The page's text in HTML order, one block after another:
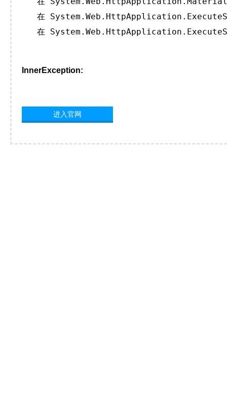
在
在
InnerException:
进入官网